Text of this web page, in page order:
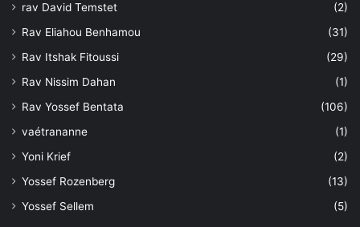
rav David Temstet
(2)
Rav Eliahou Benhamou
(31)
Rav Itshak Fitoussi
(29)
Rav Nissim Dahan
(1)
Rav Yossef Bentata
(106)
vaétrananne
(1)
Yoni Krief
(2)
Yossef Rozenberg
(13)
Yossef Sellem
(5)